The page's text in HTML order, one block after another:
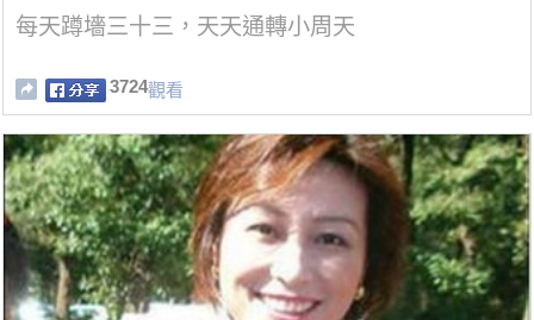
每天蹲墻三十三，天天通轉小周天
3724觀看